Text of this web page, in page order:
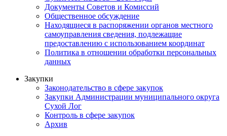
Документы Советов и Комиссий
Общественное обсуждение
Находящиеся в распоряжении органов местного
самоуправления сведения, подлежащие
предоставлению с использованием координат
Политика в отношении обработки персональных
данных
Закупки
Законодательство в сфере закупок
Закупки Администрации муниципального округа
Сухой Лог
Контроль в сфере закупок
Архив